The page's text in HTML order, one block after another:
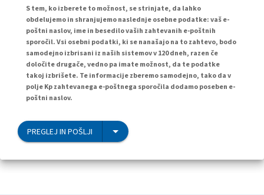
S tem, ko izberete to možnost, se strinjate, da lahko
obdelujemo in shranjujemo naslednje osebne podatke: vaš e-
poštni naslov, ime in besedilo vaših zahtevanih e-poštnih
sporočil. Vsi osebni podatki, ki se nanašajo na to zahtevo, bodo
samodejno izbrisani iz naših sistemov v 120 dneh, razen če
določite drugače, vedno pa imate možnost, da te podatke
takoj izbrišete. Te informacije zberemo samodejno, tako da v
polje Kp zahtevanega e-poštnega sporočila dodamo poseben e-
poštni naslov.
PREGLEJ IN POŠLJI